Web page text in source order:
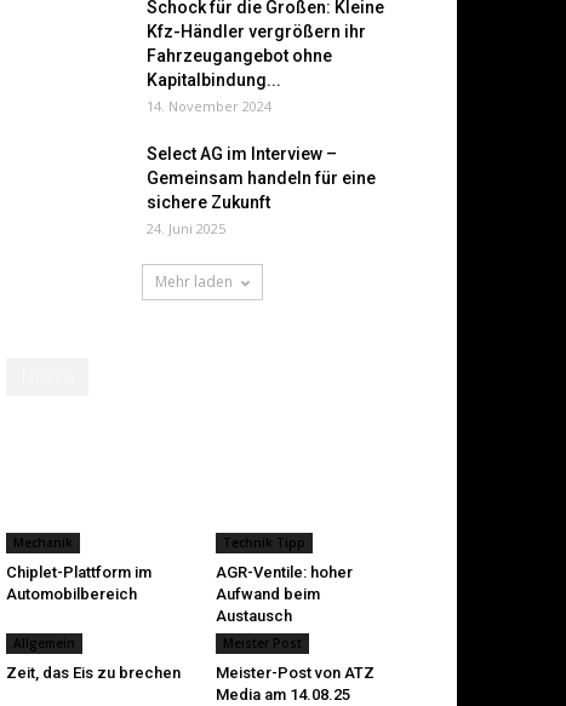
Schock für die Großen: Kleine
Kfz-Händler vergrößern ihr
Fahrzeugangebot ohne
Kapitalbindung...
14. November 2024
Select AG im Interview –
Gemeinsam handeln für eine
sichere Zukunft
24. Juni 2025
Mehr laden
Mechanik
Chiplet-Plattform im
Automobilbereich
Technik Tipp
AGR-Ventile: hoher
Aufwand beim
Austausch
Allgemein
Zeit, das Eis zu brechen
Meister Post
Meister-Post von ATZ
Media am 14.08.25